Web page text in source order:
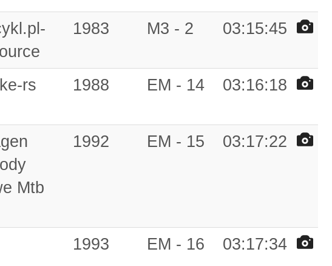
1983 M3 - 2 03:15:45
rs 1988 EM - 14 03:16:18
Mtb
1992 EM - 15 03:17:22
1993 EM - 16 03:17:34